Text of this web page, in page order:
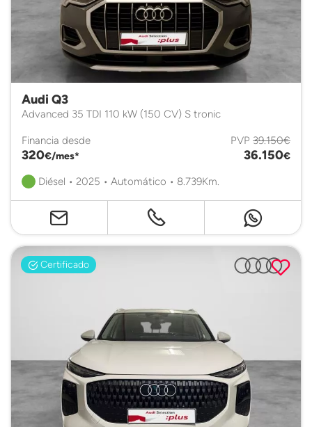
Audi Q3
Advanced 35 TDI 110 kW (150 CV) S tronic
Financia desde
320€/mes*
PVP 39.150€
36.150€
Diésel • 2025 • Automático • 8.739Km.
Certificado